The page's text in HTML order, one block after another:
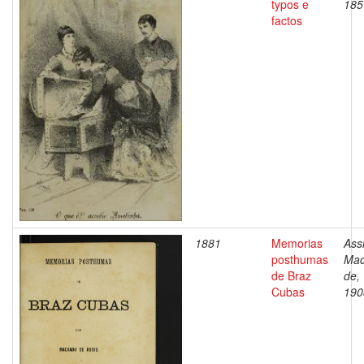
typos e
factos
1881
Memorias
posthumas
de Braz
Cubas
de,